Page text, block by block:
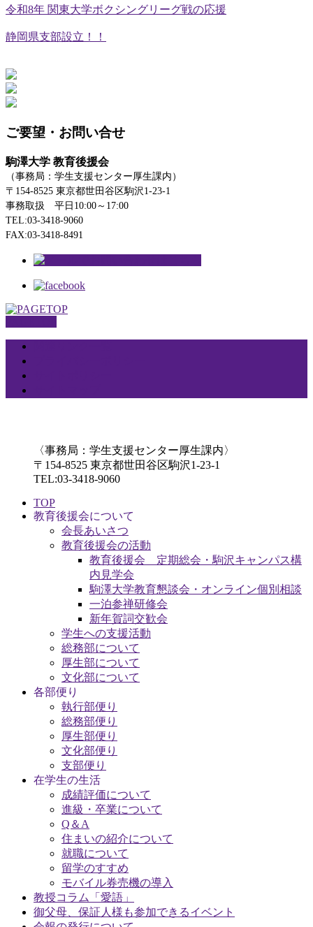
令和8年 関東大学ボクシングリーグ戦の応援
静岡県支部設立！！
ご要望・お問い合せ
駒澤大学 教育後援会
（事務局：学生支援センター厚生課内）
〒154-8525 東京都世田谷区駒沢1-23-1
事務取扱 平日10:00～17:00
TEL:03-3418-9060
FAX:03-3418-8491
〈事務局：学生支援センター厚生課内〉
〒154-8525 東京都世田谷区駒沢1-23-1
TEL:03-3418-9060
TOP
教育後援会について
会長あいさつ
教育後援会の活動
教育後援会 定期総会・駒沢キャンパス構
内見学会
駒澤大学教育懇談会・オンライン個別相談
一泊参禅研修会
新年賀詞交歓会
学生への支援活動
総務部について
厚生部について
文化部について
各部便り
執行部便り
総務部便り
厚生部便り
文化部便り
支部便り
在学生の生活
成績評価について
進級・卒業について
Q＆A
住まいの紹介について
就職について
留学のすすめ
モバイル券売機の導入
教授コラム「愛語」
御父母、保証人様も参加できるイベント